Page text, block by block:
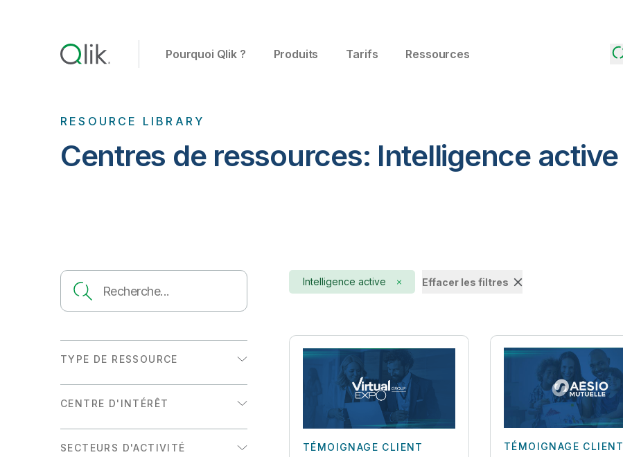
Pourquoi Qlik ? Produits Tarifs Ressources
RESOURCE LIBRARY
Centres de ressources: Intelligence active
TYPE DE RESSOURCE
E-book
CENTRE D'INTÉRÊT
Analytics
SECTEURS D'ACTIVITÉ
Intelligence active Effacer les filtres
TÉMOIGNAGE CLIENT TÉMOIGNAGE CLIENT